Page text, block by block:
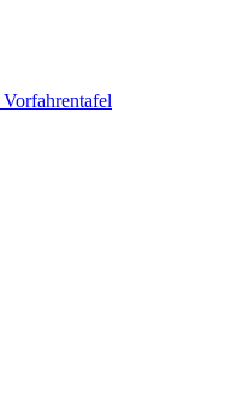
Vorfahrentafel